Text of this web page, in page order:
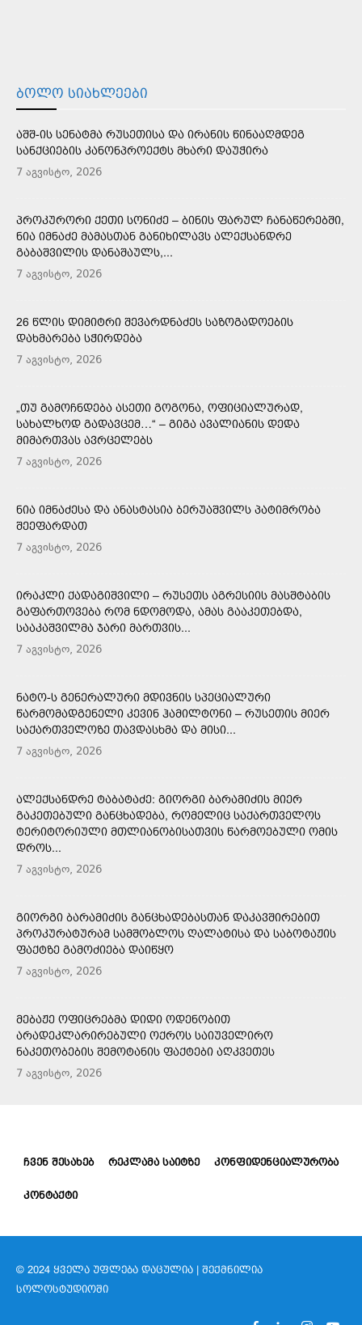
ᲑᲝᲚᲝ ᲡᲘᲐᲮᲚᲔᲔᲑᲘ
ᲐᲨᲨ-ᲘᲡ ᲡᲔᲜᲐᲢᲛᲐ ᲠᲣᲡᲔᲗᲘᲡᲐ ᲓᲐ ᲘᲠᲐᲜᲘᲡ ᲬᲘᲜᲐᲐᲦᲛᲓᲔᲒ
ᲡᲐᲜᲥᲪᲘᲔᲑᲘᲡ ᲙᲐᲜᲝᲜᲞᲠᲝᲔᲥᲢᲡ ᲛᲮᲐᲠᲘ ᲓᲐᲣᲭᲘᲠᲐ
7 აგვისტო, 2026
ᲞᲠᲝᲙᲣᲠᲝᲠᲘ ᲥᲔᲗᲘ ᲡᲝᲜᲘᲫᲔ – ᲑᲘᲜᲘᲡ ᲤᲐᲠᲣᲚ ᲩᲐᲜᲐᲬᲔᲠᲔᲑᲨᲘ,
ᲜᲘᲐ ᲘᲛᲜᲐᲫᲔ ᲛᲐᲛᲐᲡᲗᲐᲜ ᲒᲐᲜᲘᲮᲘᲚᲐᲕᲡ ᲐᲚᲔᲥᲡᲐᲜᲓᲠᲔ
ᲒᲐᲑᲐᲨᲕᲘᲚᲘᲡ ᲓᲐᲜᲐᲨᲐᲣᲚᲡ,...
7 აგვისტო, 2026
26 ᲬᲚᲘᲡ ᲓᲘᲛᲘᲢᲠᲘ ᲨᲔᲕᲐᲠᲓᲜᲐᲫᲔᲡ ᲡᲐᲖᲝᲒᲐᲓᲝᲔᲑᲘᲡ
ᲓᲐᲮᲛᲐᲠᲔᲑᲐ ᲡᲭᲘᲠᲓᲔᲑᲐ
7 აგვისტო, 2026
„ᲗᲣ ᲒᲐᲛᲝᲩᲜᲓᲔᲑᲐ ᲐᲡᲔᲗᲘ ᲒᲝᲒᲝᲜᲐ, ᲝᲤᲘᲪᲘᲐᲚᲣᲠᲐᲓ,
ᲡᲐᲮᲐᲚᲮᲝᲓ ᲒᲐᲓᲐᲕᲪᲔᲛ…“ – ᲒᲘᲒᲐ ᲐᲕᲐᲚᲘᲐᲜᲘᲡ ᲓᲔᲓᲐ
ᲛᲘᲛᲐᲠᲗᲕᲐᲡ ᲐᲕᲠᲪᲔᲚᲔᲑᲡ
7 აგვისტო, 2026
ᲜᲘᲐ ᲘᲛᲜᲐᲫᲔᲡᲐ ᲓᲐ ᲐᲜᲐᲡᲢᲐᲡᲘᲐ ᲑᲔᲠᲣᲐᲨᲕᲘᲚᲡ ᲞᲐᲢᲘᲛᲠᲝᲑᲐ
ᲨᲔᲔᲤᲐᲠᲓᲐᲗ
7 აგვისტო, 2026
ᲘᲠᲐᲙᲚᲘ ᲥᲐᲓᲐᲒᲘᲨᲕᲘᲚᲘ – ᲠᲣᲡᲔᲗᲡ ᲐᲒᲠᲔᲡᲘᲘᲡ ᲛᲐᲡᲨᲢᲐᲑᲘᲡ
ᲒᲐᲤᲐᲠᲗᲝᲕᲔᲑᲐ ᲠᲝᲛ ᲜᲓᲝᲛᲝᲓᲐ, ᲐᲛᲐᲡ ᲒᲐᲐᲙᲔᲗᲔᲑᲓᲐ,
ᲡᲐᲐᲙᲐᲨᲕᲘᲚᲛᲐ ᲯᲐᲠᲘ ᲛᲐᲠᲗᲕᲘᲡ...
7 აგვისტო, 2026
ᲜᲐᲢᲝ-Ს ᲒᲔᲜᲔᲠᲐᲚᲣᲠᲘ ᲛᲓᲘᲕᲜᲘᲡ ᲡᲞᲔᲪᲘᲐᲚᲣᲠᲘ
ᲬᲐᲠᲛᲝᲛᲐᲓᲒᲔᲜᲔᲚᲘ ᲙᲔᲕᲘᲜ ᲰᲐᲛᲘᲚᲢᲝᲜᲘ – ᲠᲣᲡᲔᲗᲘᲡ ᲛᲘᲔᲠ
ᲡᲐᲥᲐᲠᲗᲕᲔᲚᲝᲖᲔ ᲗᲐᲕᲓᲐᲡᲮᲛᲐ ᲓᲐ ᲛᲘᲡᲘ...
7 აგვისტო, 2026
ᲐᲚᲔᲥᲡᲐᲜᲓᲠᲔ ᲢᲐᲑᲐᲢᲐᲫᲔ: ᲒᲘᲝᲠᲒᲘ ᲑᲐᲠᲐᲛᲘᲫᲘᲡ ᲛᲘᲔᲠ
ᲒᲐᲙᲔᲗᲔᲑᲣᲚᲘ ᲒᲐᲜᲪᲮᲐᲓᲔᲑᲐ, ᲠᲝᲛᲔᲚᲘᲪ ᲡᲐᲥᲐᲠᲗᲕᲔᲚᲝᲡ
ᲢᲔᲠᲘᲢᲝᲠᲘᲣᲚᲘ ᲛᲗᲚᲘᲐᲜᲝᲑᲘᲡᲐᲗᲕᲘᲡ ᲬᲐᲠᲛᲝᲔᲑᲣᲚᲘ ᲝᲛᲘᲡ
ᲓᲠᲝᲡ...
7 აგვისტო, 2026
ᲒᲘᲝᲠᲒᲘ ᲑᲐᲠᲐᲛᲘᲫᲘᲡ ᲒᲐᲜᲪᲮᲐᲓᲔᲑᲐᲡᲗᲐᲜ ᲓᲐᲙᲐᲕᲨᲘᲠᲔᲑᲘᲗ
ᲞᲠᲝᲙᲣᲠᲐᲢᲣᲠᲐᲛ ᲡᲐᲛᲨᲝᲑᲚᲝᲡ ᲦᲐᲚᲐᲢᲘᲡᲐ ᲓᲐ ᲡᲐᲑᲝᲢᲐᲟᲘᲡ
ᲤᲐᲥᲢᲖᲔ ᲒᲐᲛᲝᲫᲘᲔᲑᲐ ᲓᲐᲘᲬᲧᲝ
7 აგვისტო, 2026
ᲛᲔᲑᲐᲟᲔ ᲝᲤᲘᲪᲠᲔᲑᲛᲐ ᲓᲘᲓᲘ ᲝᲓᲔᲜᲝᲑᲘᲗ
ᲐᲠᲐᲓᲔᲙᲚᲐᲠᲘᲠᲔᲑᲣᲚᲘ ᲝᲥᲠᲝᲡ ᲡᲐᲘᲣᲕᲔᲚᲘᲠᲝ
ᲜᲐᲙᲔᲗᲝᲑᲔᲑᲘᲡ ᲨᲔᲛᲝᲢᲐᲜᲘᲡ ᲤᲐᲥᲢᲔᲑᲘ ᲐᲦᲙᲕᲔᲗᲔᲡ
7 აგვისტო, 2026
ᲩᲕᲔᲜ ᲨᲔᲡᲐᲮᲔᲑ ᲠᲔᲙᲚᲐᲛᲐ ᲡᲐᲘᲢᲖᲔ ᲙᲝᲜᲤᲘᲓᲔᲜᲪᲘᲐᲚᲣᲠᲝᲑᲐ
ᲙᲝᲜᲢᲐᲥᲢᲘ
© 2024 ᲧᲕᲔᲚᲐ ᲣᲤᲚᲔᲑᲐ ᲓᲐᲪᲣᲚᲘᲐ | ᲨᲔᲥᲛᲜᲘᲚᲘᲐ
ᲡᲝᲚᲝᲡᲢᲣᲓᲘᲝᲨᲘ